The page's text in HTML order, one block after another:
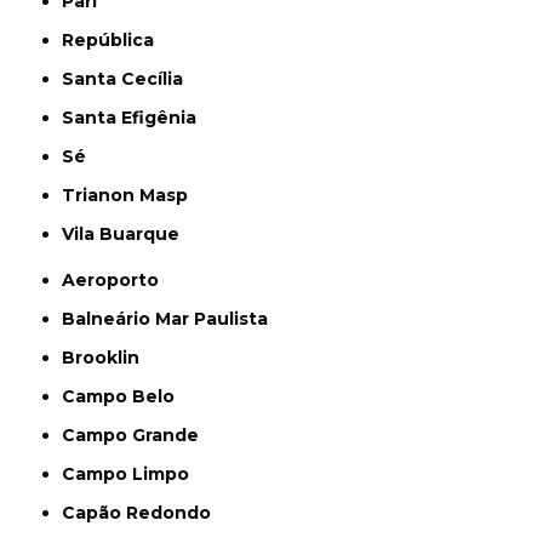
República
Santa Cecília
Santa Efigênia
Sé
Trianon Masp
Vila Buarque
Aeroporto
Balneário Mar Paulista
Brooklin
Campo Belo
Campo Grande
Campo Limpo
Capão Redondo